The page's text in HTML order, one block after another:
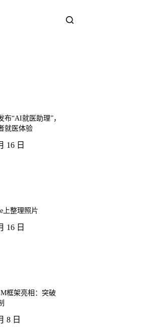
布“AI就医助理”，
就医体验
16 日
上整理照片
16 日
框架亮相：突破
8 日